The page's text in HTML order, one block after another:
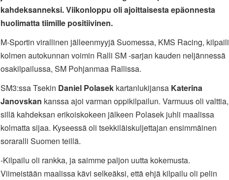
kahdeksanneksi. Viikonloppu oli ajoittaisesta epäonnesta
huolimatta tiimille positiivinen.
M-Sportin virallinen jälleenmyyjä Suomessa, KMS Racing, kilpaili
kolmen autokunnan voimin Ralli SM -sarjan kauden neljännessä
osakilpailussa, SM Pohjanmaa Rallissa.
SM3:ssa Tsekin Daniel Polasekkartanlukijansa Katerina
Janovskan kanssa ajoi varman oppikilpailun. Varmuus oli valttia,
sillä kahdeksan erikoiskokeen jälkeen Polasek juhli maalissa
kolmatta sijaa. Kyseessä oli tsekkiläiskuljettajan ensimmäinen
soraralli Suomen teillä.
-Kilpailu oli rankka, ja saimme paljon uutta kokemusta.
Viimeistään maalissa kävi selkeäksi, että ehjä kilpailu oli pelin